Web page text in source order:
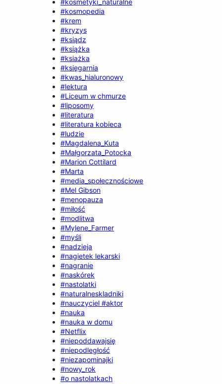
#kosmetyki_naturalne
#kosmopedia
#krem
#kryzys
#ksiądz
#książka
#ksiażka
#księgarnia
#kwas_hialuronowy
#lektura
#Liceum w chmurze
#liposomy
#literatura
#literatura kobieca
#ludzie
#Magdalena_Kuta
#Małgorzata_Potocka
#Marion Cottilard
#Marta
#media_społecznościowe
#Mel Gibson
#menopauza
#miłość
#modlitwa
#Mylene_Farmer
#myśli
#nadzieja
#nagietek lekarski
#nagranie
#naskórek
#nastolatki
#naturalneskladniki
#nauczyciel #aktor
#nauka
#nauka w domu
#Netflix
#niepoddawajsię
#niepodległość
#niezapominajki
#nowy_rok
#o nastolatkach